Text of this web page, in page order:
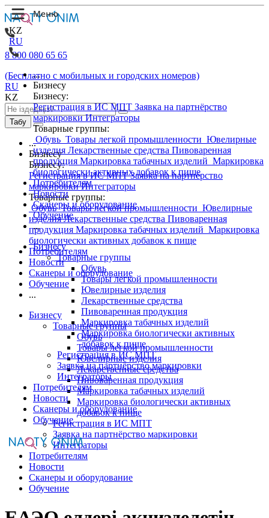
KZ
RU
...
Бизнесу
Бизнесу:
Регистрация в ИС МПТ Заявка на партнёрство
маркировкиИнтеграторы
Товарные группы:
Обувь Товары легкой промышленности Ювелирные
изделия Лекарственные средства Пивоваренная
продукция Маркировка табачных изделий Маркировка
биологически активных добавок к пище
Потребителям
Новости
Сканеры и оборудование
Обучение
...
Бизнесу
Товарные группы
Обувь
Товары легкой промышленности
Ювелирные изделия
Лекарственные средства
Пивоваренная продукция
Маркировка табачных изделий
Маркировка биологически активных
добавок к пище
Регистрация в ИС МПТ
Заявка на партнёрство маркировки
Интеграторы
Потребителям
Новости
Сканеры и оборудование
Обучение
8 800 080 65 65
(Бесплатно с мобильных и городских номеров)
RU
KZ
Табу
...
Бизнесу
Бизнесу:
Регистрация в ИС МПТЗаявка на партнёрство
маркировкиИнтеграторы
Товарные группы:
ОбувьТовары легкой промышленности Ювелирные
изделияЛекарственные средства Пивоваренная
продукция Маркировка табачных изделий Маркировка
биологически активных добавок к пище
Потребителям
Новости
Сканеры и оборудование
Обучение
...
Бизнесу
Товарные группы
Обувь
Товары легкой промышленности
Ювелирные изделия
Лекарственные средства
Пивоваренная продукция
Маркировка табачных изделий
Маркировка биологически активных
добавок к пище
Регистрация в ИС МПТ
Заявка на партнёрство маркировки
Интеграторы
Потребителям
Новости
Сканеры и оборудование
Обучение